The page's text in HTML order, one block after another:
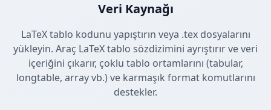
Veri Kaynağı
LaTeX tablo kodunu yapıştırın veya .tex dosyalarını
yükleyin. Araç LaTeX tablo sözdizimini ayrıştırır ve veri
içeriğini çıkarır, çoklu tablo ortamlarını (tabular,
longtable, array vb.) ve karmaşık format komutlarını
destekler.